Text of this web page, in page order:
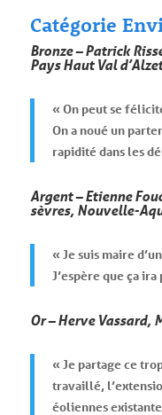
Catégorie
Bronze – Patrick
Pays Haut Val
« On peut se
On a noué un
rapidité dans les
Argent – Etienne
sèvres, Nouvelle-
« Je suis maire
J’espère que ça
Or – Herve
« Je partage ce
travaillé,
éoliennes